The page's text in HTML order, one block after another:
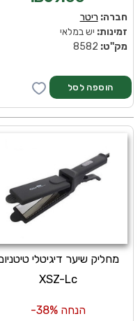
חברה: ריטר
זמינות: יש במלאי
מק''ט:
מחליק שיער דיגיטלי
XSZ-Lc
הנחה 38%-